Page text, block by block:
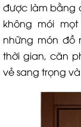
được làm bằng
không mói
những món đồ
thời gian, căn
vẻ sang trọng